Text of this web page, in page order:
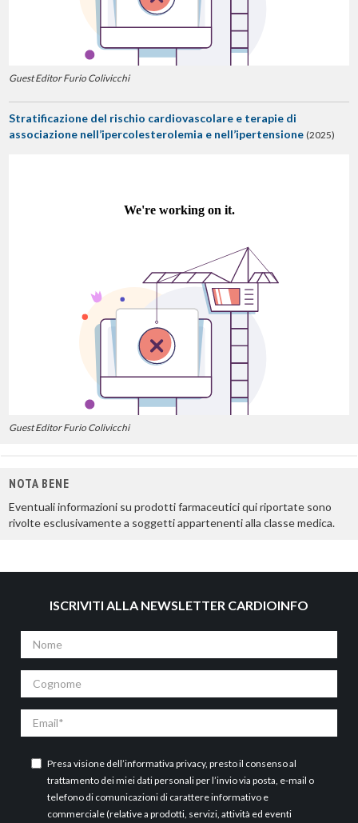
Guest Editor Furio Colivicchi
Stratificazione del rischio cardiovascolare e terapie di
associazione nell’ipercolesterolemia e nell’ipertensione (2025)
Guest Editor Furio Colivicchi
NOTA BENE
Eventuali informazioni su prodotti farmaceutici qui riportate sono
rivolte esclusivamente a soggetti appartenenti alla classe medica.
ISCRIVITI ALLA NEWSLETTER CARDIOINFO
Nome
Cognome
Email
Presa visione dell’informativa privacy, presto il consenso al
trattamento dei miei dati personali per l’invio via posta, e-mail o
telefono di comunicazioni di carattere informativo e
commerciale (relative a prodotti, servizi, attività ed eventi